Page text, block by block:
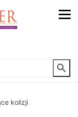
kolizji